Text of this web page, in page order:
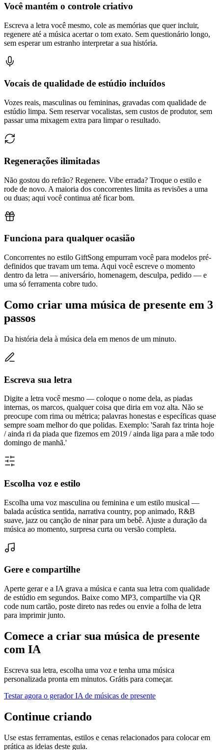
Você mantém o controle criativo
Escreva a letra você mesmo, cole as memórias que quer incluir,
regenere até a música acertar o tom exato. Sem questionário longo,
sem esperar um estranho interpretar a sua história.
Vocais de qualidade de estúdio incluídos
Vozes reais, masculinas ou femininas, gravadas com qualidade de
estúdio limpa. Sem reservar vocalistas, sem custos de produtor, sem
passar uma mixagem extra para limpar o resultado.
Regenerações ilimitadas
Não gostou do refrão? Regenere. Vibe errada? Troque o estilo e
rode de novo. A maioria dos concorrentes limita as revisões a uma
ou duas; aqui você continua até ficar bom.
Funciona para qualquer ocasião
Concorrentes no estilo GiftSong empurram você para modelos pré-
definidos que travam um tema. Aqui você escreve o momento
dentro da letra — aniversário, homenagem, desculpa, pedido — e
uma só ferramenta cobre tudo.
Como criar uma música de presente em 3
passos
Da história dela à música dela em menos de um minuto.
Escreva sua letra
Digite a letra você mesmo — coloque o nome dela, as piadas
internas, os marcos, qualquer coisa que diria em voz alta. Não se
preocupe com rima ou métrica; palavras honestas e específicas quase
sempre soam melhor do que polidas. Exemplo: 'Sarah faz trinta hoje
/ ainda ri da piada que fizemos em 2019 / ainda liga para a mãe todo
domingo de manhã.'
Escolha voz e estilo
Escolha uma voz masculina ou feminina e um estilo musical —
balada acústica sentida, narrativa country, pop animado, R&B
suave, jazz ou canção de ninar para um bebê. Ajuste a duração da
música ao momento, surpresa curta ou versão completa.
Gere e compartilhe
Aperte gerar e a IA grava a música e canta sua letra com qualidade
de estúdio em segundos. Baixe como MP3, compartilhe via QR
code num cartão, poste direto nas redes ou envie a folha de letra
para imprimir junto.
Comece a criar sua música de presente
com IA
Escreva sua letra, escolha uma voz e tenha uma música
personalizada pronta em minutos. Grátis para começar.
Testar agora o gerador IA de músicas de presente
Continue criando
Use estas ferramentas, estilos e cenas relacionados para colocar em
prática as ideias deste guia.